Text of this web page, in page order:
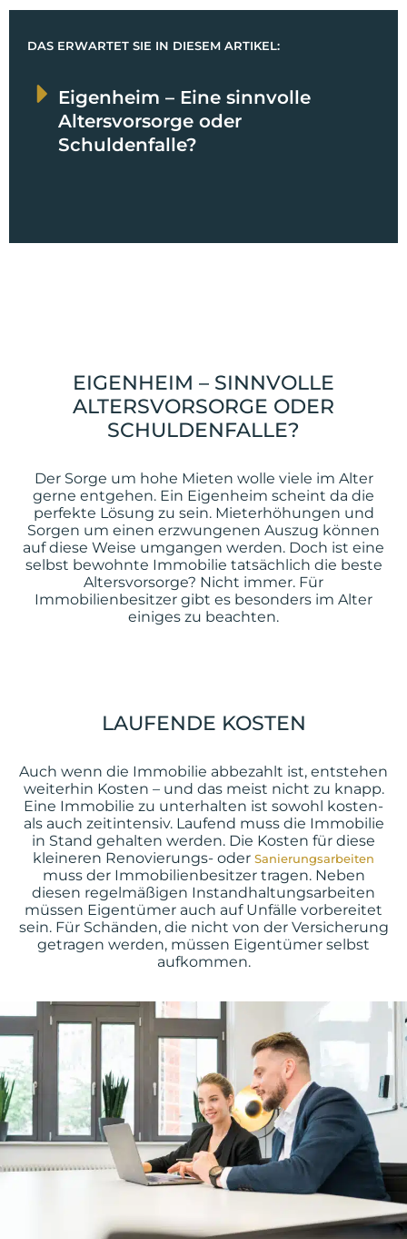
DAS ERWARTET SIE IN DIESEM ARTIKEL:
Eigenheim – Eine sinnvolle
Altersvorsorge oder
Schuldenfalle?
EIGENHEIM – SINNVOLLE
ALTERSVORSORGE ODER
SCHULDENFALLE?
Der Sorge um hohe Mieten wolle viele im Alter
gerne entgehen. Ein Eigenheim scheint da die
perfekte Lösung zu sein. Mieterhöhungen und
Sorgen um einen erzwungenen Auszug können
auf diese Weise umgangen werden. Doch ist eine
selbst bewohnte Immobilie tatsächlich die beste
Altersvorsorge? Nicht immer. Für
Immobilienbesitzer gibt es besonders im Alter
einiges zu beachten.
LAUFENDE KOSTEN
Auch wenn die Immobilie abbezahlt ist, entstehen
weiterhin Kosten – und das meist nicht zu knapp.
Eine Immobilie zu unterhalten ist sowohl kosten-
als auch zeitintensiv. Laufend muss die Immobilie
in Stand gehalten werden. Die Kosten für diese
kleineren Renovierungs- oder Sanierungsarbeiten
muss der Immobilienbesitzer tragen. Neben
diesen regelmäßigen Instandhaltungsarbeiten
müssen Eigentümer auch auf Unfälle vorbereitet
sein. Für Schänden, die nicht von der Versicherung
getragen werden, müssen Eigentümer selbst
aufkommen.